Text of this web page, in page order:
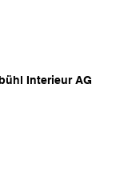
Interieur AG